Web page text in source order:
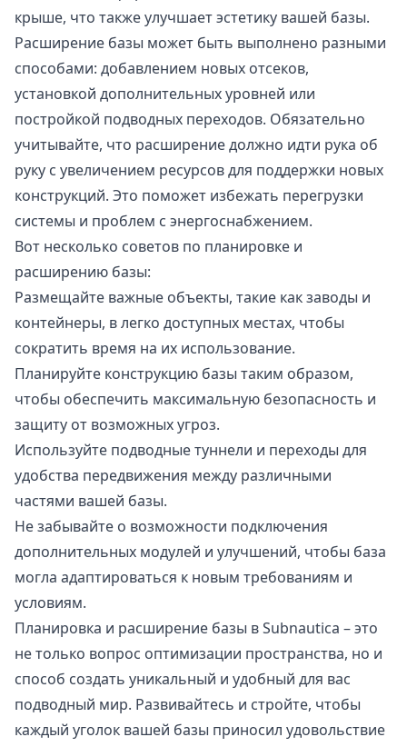
крыше, что также улучшает эстетику вашей базы.
Расширение базы может быть выполнено разными
способами: добавлением новых отсеков,
установкой дополнительных уровней или
постройкой подводных переходов. Обязательно
учитывайте, что расширение должно идти рука об
руку с увеличением ресурсов для поддержки новых
конструкций. Это поможет избежать перегрузки
системы и проблем с энергоснабжением.
Вот несколько советов по планировке и
расширению базы:
Размещайте важные объекты, такие как заводы и
контейнеры, в легко доступных местах, чтобы
сократить время на их использование.
Планируйте конструкцию базы таким образом,
чтобы обеспечить максимальную безопасность и
защиту от возможных угроз.
Используйте подводные туннели и переходы для
удобства передвижения между различными
частями вашей базы.
Не забывайте о возможности подключения
дополнительных модулей и улучшений, чтобы база
могла адаптироваться к новым требованиям и
условиям.
Планировка и расширение базы в Subnautica – это
не только вопрос оптимизации пространства, но и
способ создать уникальный и удобный для вас
подводный мир. Развивайтесь и стройте, чтобы
каждый уголок вашей базы приносил удовольствие